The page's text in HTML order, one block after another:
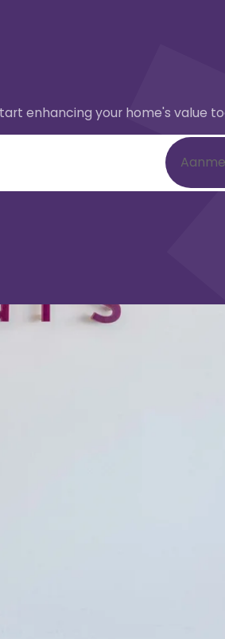
enhancing your home's value